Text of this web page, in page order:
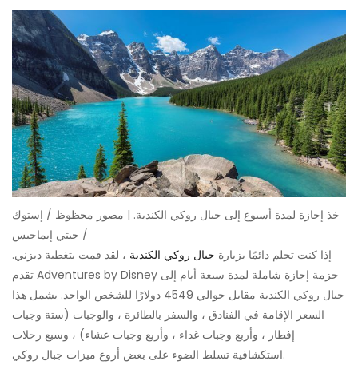
خذ إجازة لمدة أسبوع إلى جبال روكي الكندية. | مصور محظوظ / إستوك
/ جيتي إيماجيس
إذا كنت تحلم دائمًا بزيارة جبال روكي الكندية ، لقد قمت بتغطية ديزني.
تقدم Adventures by Disney حزمة إجازة شاملة لمدة سبعة أيام إلى
جبال روكي الكندية مقابل حوالي 4549 دولارًا للشخص الواحد. يشمل هذا
السعر الإقامة في الفنادق ، والسفر بالطائرة ، والوجبات (ستة وجبات
إفطار ، وأربع وجبات غداء ، وأربع وجبات عشاء) ، وسبع رحلات
استكشافية تسلط الضوء على بعض أروع ميزات جبال روكي.